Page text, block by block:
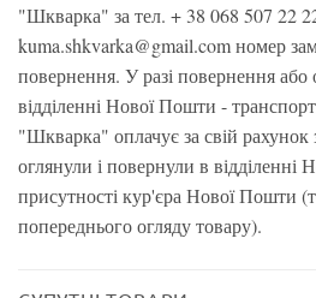
"Шкварка" за тел. + 38 068 507 22
kuma.shkvarka@gmail.com номер
повернення. У разі повернення або
відділенні Нової Пошти -
"Шкварка" оплачує за свій
оглянули і повернули в відділенні
присутності кур'єра Нової Пошти
попереднього огляду товару).